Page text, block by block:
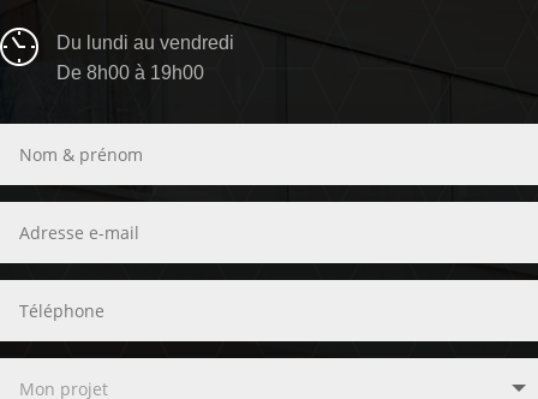
Du lundi au vendredi
De 8h00 à 19h00